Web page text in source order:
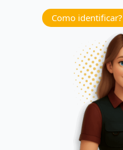
Como identificar?